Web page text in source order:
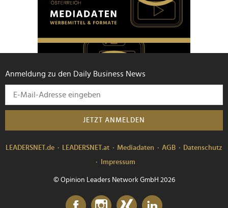
Anmeldung zu den Daily Business News
JETZT ANMELDEN
LEADERSNET.de LEADERSNET.at Mediadaten AGB
Datenschutz
Impressum
© Opinion Leaders Network GmbH 2026